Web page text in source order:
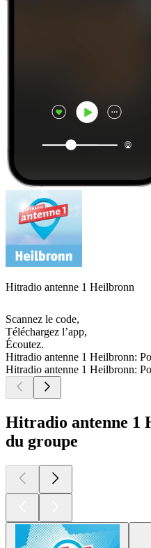
Hitradio antenne 1 Heilbronn
Scannez le code,
Téléchargez l’app,
Écoutez.
Hitradio antenne 1 Heilbronn:
Hitradio antenne 1 Heilbronn:
Hitradio antenne 1
du groupe